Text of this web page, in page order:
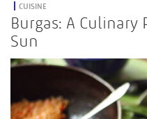
CUISINE
Burgas: A Culinary
Sun